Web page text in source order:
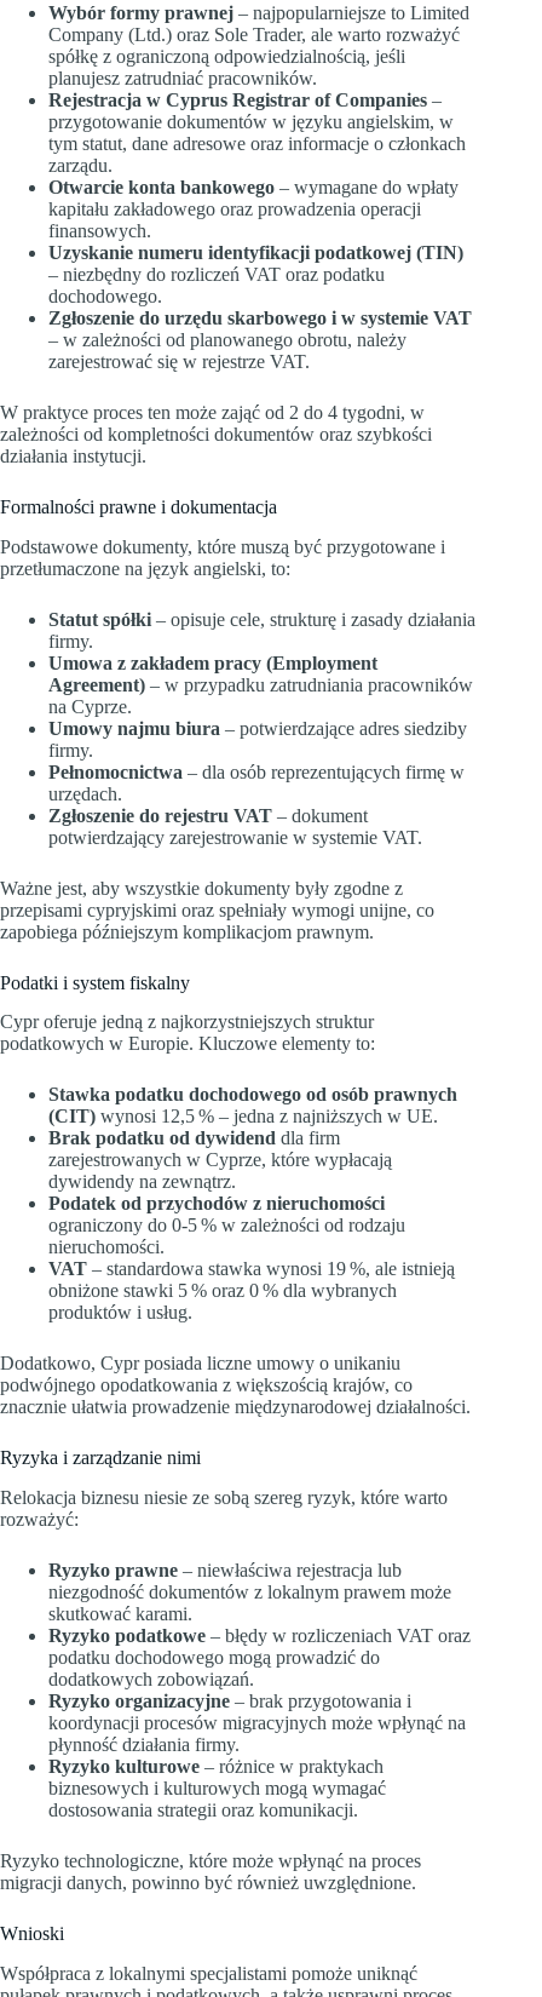
Wybór formy prawnej – najpopularniejsze to Limited
Company (Ltd.) oraz Sole Trader, ale warto rozważyć
spółkę z ograniczoną odpowiedzialnością, jeśli
planujesz zatrudniać pracowników.
Rejestracja w Cyprus Registrar of Companies –
przygotowanie dokumentów w języku angielskim, w
tym statut, dane adresowe oraz informacje o członkach
zarządu.
Otwarcie konta bankowego – wymagane do wpłaty
kapitału zakładowego oraz prowadzenia operacji
finansowych.
Uzyskanie numeru identyfikacji podatkowej (TIN)
– niezbędny do rozliczeń VAT oraz podatku
dochodowego.
Zgłoszenie do urzędu skarbowego i w systemie VAT
– w zależności od planowanego obrotu, należy
zarejestrować się w rejestrze VAT.
W praktyce proces ten może zająć od 2 do 4 tygodni, w
zależności od kompletności dokumentów oraz szybkości
działania instytucji.
Formalności prawne i dokumentacja
Podstawowe dokumenty, które muszą być przygotowane i
przetłumaczone na język angielski, to:
Statut spółki – opisuje cele, strukturę i zasady działania
firmy.
Umowa z zakładem pracy (Employment
Agreement) – w przypadku zatrudniania pracowników
na Cyprze.
Umowy najmu biura – potwierdzające adres siedziby
firmy.
Pełnomocnictwa – dla osób reprezentujących firmę w
urzędach.
Zgłoszenie do rejestru VAT – dokument
potwierdzający zarejestrowanie w systemie VAT.
Ważne jest, aby wszystkie dokumenty były zgodne z
przepisami cypryjskimi oraz spełniały wymogi unijne, co
zapobiega późniejszym komplikacjom prawnym.
Podatki i system fiskalny
Cypr oferuje jedną z najkorzystniejszych struktur
podatkowych w Europie. Kluczowe elementy to:
Stawka podatku dochodowego od osób prawnych
(CIT) wynosi 12,5 % – jedna z najniższych w UE.
Brak podatku od dywidend dla firm
zarejestrowanych w Cyprze, które wypłacają
dywidendy na zewnątrz.
Podatek od przychodów z nieruchomości
ograniczony do 0‑5 % w zależności od rodzaju
nieruchomości.
VAT – standardowa stawka wynosi 19 %, ale istnieją
obniżone stawki 5 % oraz 0 % dla wybranych
produktów i usług.
Dodatkowo, Cypr posiada liczne umowy o unikaniu
podwójnego opodatkowania z większością krajów, co
znacznie ułatwia prowadzenie międzynarodowej działalności.
Ryzyka i zarządzanie nimi
Relokacja biznesu niesie ze sobą szereg ryzyk, które warto
rozważyć:
Ryzyko prawne – niewłaściwa rejestracja lub
niezgodność dokumentów z lokalnym prawem może
skutkować karami.
Ryzyko podatkowe – błędy w rozliczeniach VAT oraz
podatku dochodowego mogą prowadzić do
dodatkowych zobowiązań.
Ryzyko organizacyjne – brak przygotowania i
koordynacji procesów migracyjnych może wpłynąć na
płynność działania firmy.
Ryzyko kulturowe – różnice w praktykach
biznesowych i kulturowych mogą wymagać
dostosowania strategii oraz komunikacji.
Ryzyko technologiczne, które może wpłynąć na proces
migracji danych, powinno być również uwzględnione.
Wnioski
Współpraca z lokalnymi specjalistami pomoże uniknąć